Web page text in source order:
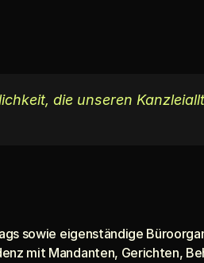
die unseren
sowie eigenständige
mit Mandanten, Gerichten,